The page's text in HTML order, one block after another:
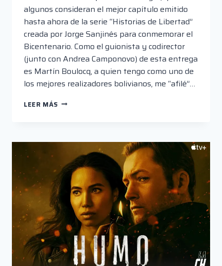
algunos consideran el mejor capítulo emitido
hasta ahora de la serie “Historias de Libertad”
creada por Jorge Sanjinés para conmemorar el
Bicentenario. Como el guionista y codirector
(junto con Andrea Camponovo) de esta entrega
es Martín Boulocq, a quien tengo como uno de
los mejores realizadores bolivianos, me “afilé”…
LEER MÁS “HUELGA”,